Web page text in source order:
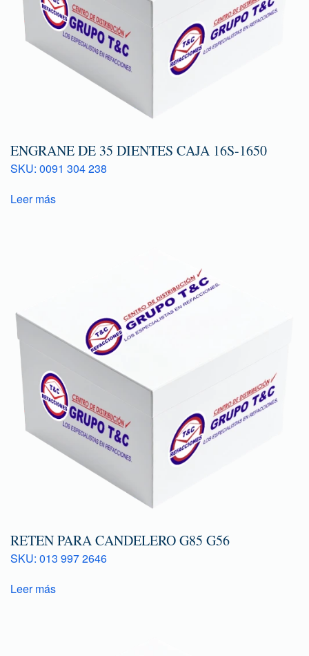
ENGRANE DE 35 DIENTES CAJA 16S-1650
SKU: 0091 304 238
Leer más
RETEN PARA CANDELERO G85 G56
SKU: 013 997 2646
Leer más